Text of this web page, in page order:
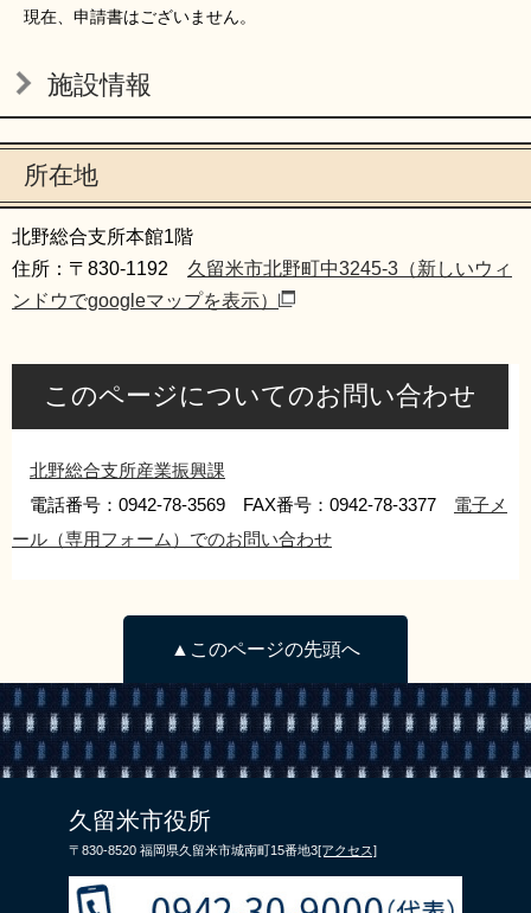
現在、申請書はございません。
施設情報
所在地
北野総合支所本館1階
住所：〒830-1192 久留米市北野町中3245-3（新しいウィ
ンドウでgoogleマップを表示）
このページについてのお問い合わせ
北野総合支所産業振興課
電話番号：0942-78-3569 FAX番号：0942-78-3377 電子メ
ール（専用フォーム）でのお問い合わせ
▲このページの先頭へ
久留米市役所
〒830-8520 福岡県久留米市城南町15番地3[アクセス]